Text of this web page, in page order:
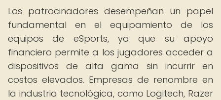
Los patrocinadores desempeñan un papel
fundamental en el equipamiento de los
equipos de eSports, ya que su apoyo
financiero permite a los jugadores acceder a
dispositivos de alta gama sin incurrir en
costos elevados. Empresas de renombre en
la industria tecnológica, como Logitech, Razer